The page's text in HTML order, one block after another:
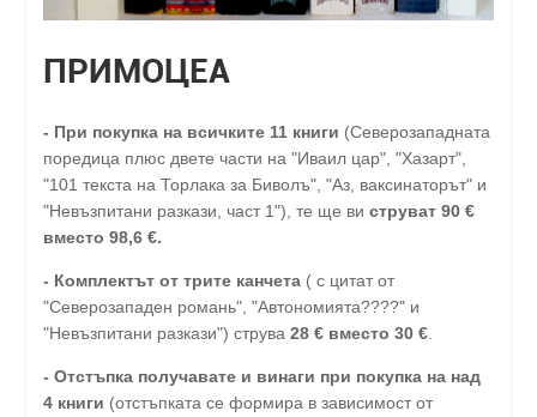
ПРИМОЦЕА
- При покупка на всичките 11 книги (Северозападната
поредица плюс двете части на "Иваил цар", "Хазарт",
"101 текста на Торлака за Биволъ", "Аз, ваксинаторът" и
"Невъзпитани разкази, част 1"), те ще ви струват 90 €
вместо 98,6 €.
- Комплектът от трите канчета ( с цитат от
"Северозападен романь", "Автономията????" и
"Невъзпитани разкази") струва 28 € вместо 30 €
- Отстъпка получавате и винаги при покупка на над
4 книги (отстъпката се формира в зависимост от